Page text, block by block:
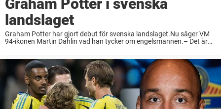
Graham Potter i svenska
landslaget
Graham Potter har gjort debut för svenska landslaget.Nu säger VM
94-ikonen Martin Dahlin vad han tycker om engelsmannen.– Det är